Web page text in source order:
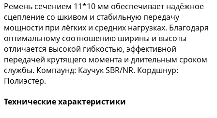
Ремень сечением 11*10 мм обеспечивает надёжное
сцепление со шкивом и стабильную передачу
мощности при лёгких и средних нагрузках. Благодаря
оптимальному соотношению ширины и высоты
отличается высокой гибкостью, эффективной
передачей крутящего момента и длительным сроком
службы. Компаунд: Каучук SBR/NR. Кордшнур:
Полиэстер.
Технические характеристики